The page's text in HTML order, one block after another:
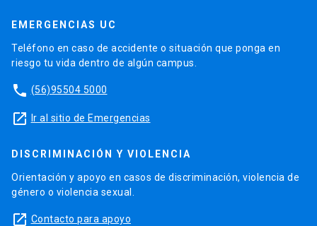
EMERGENCIAS UC
Teléfono en caso de accidente o situación que ponga en
riesgo tu vida dentro de algún campus.
phone (56)95504 5000
launch Ir al sitio de Emergencias
DISCRIMINACIÓN Y VIOLENCIA
Orientación y apoyo en casos de discriminación, violencia de
género o violencia sexual.
launch Contacto para apoyo